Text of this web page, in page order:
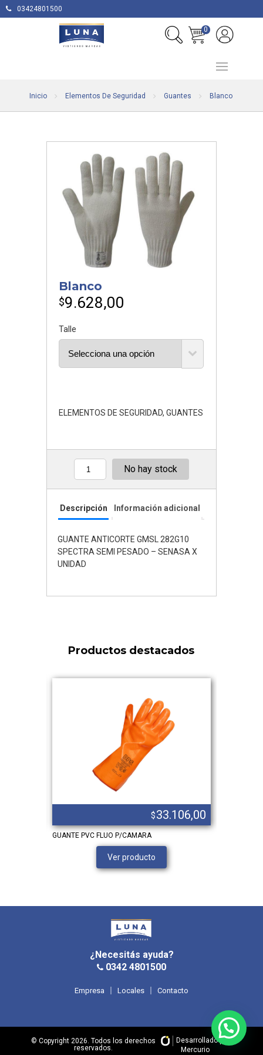
03424801500
0
Inicio Elementos De Seguridad Guantes Blanco
Blanco
$9.628,00
Talle
ELEMENTOS DE SEGURIDAD,GUANTES
Cantidad No hay stock
Descripción Información adicional
GUANTE ANTICORTE GMSL 282G10
SPECTRA SEMI PESADO – SENASA X
UNIDAD
Productos destacados
$33.106,00
GUANTE PVC FLUO P/CAMARA
Ver producto
¿Necesitás ayuda?
0342 4801500
Empresa Locales Contacto
© Copyright 2026. Todos los derechos
reservados.
Desarrollado por
Mercurio